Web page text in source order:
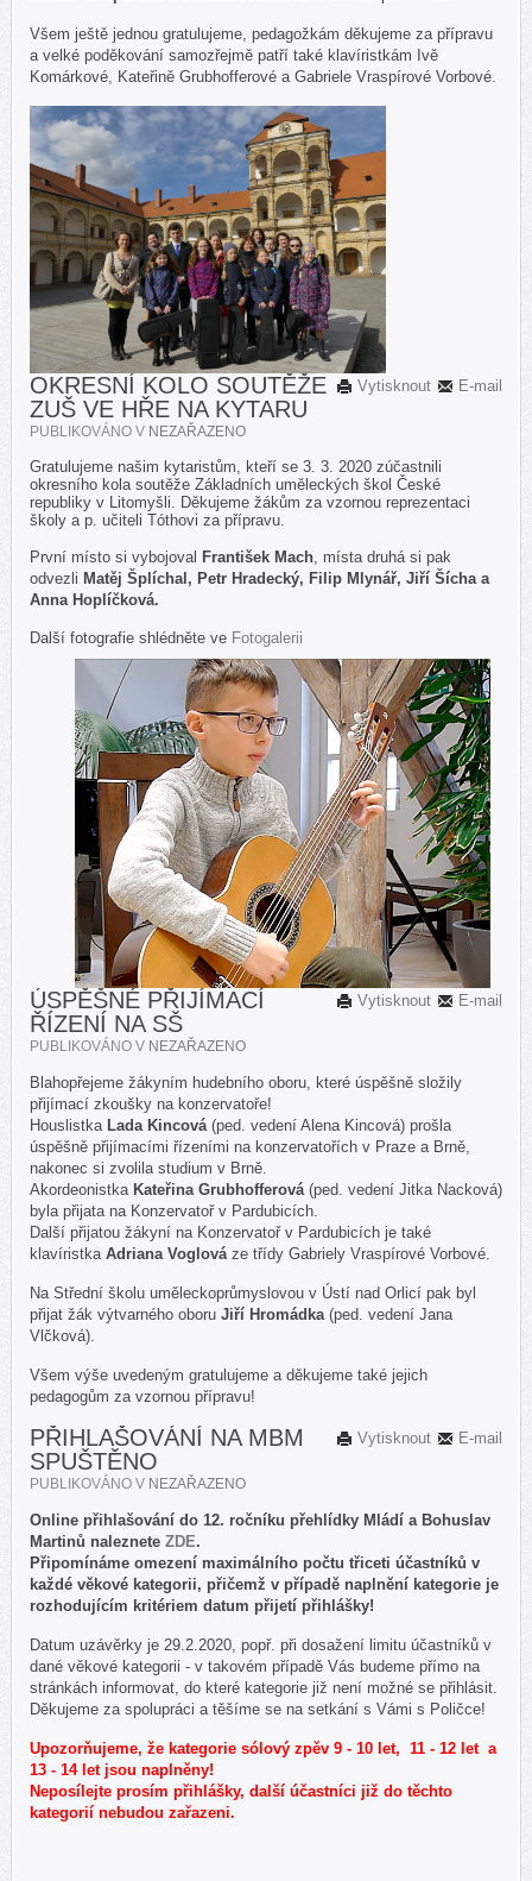
Všem ještě jednou gratulujeme, pedagožkám děkujeme za přípravu
a velké poděkování samozřejmě patří také klavíristkám Ivě
Komárkové, Kateřině Grubhofferové a Gabriele Vraspírové Vorbové.
E-mail
Vytisknout
OKRESNÍ KOLO SOUTĚŽE
ZUŠ VE HŘE NA KYTARU
PUBLIKOVÁNO V NEZAŘAZENO
Gratulujeme našim kytaristům, kteří se 3. 3. 2020 zúčastnili
okresního kola soutěže Základních uměleckých škol České
republiky v Litomyšli. Děkujeme žákům za vzornou reprezentaci
školy a p. učiteli Tóthovi za přípravu.
První místo si vybojoval František Mach, místa druhá si pak
odvezli Matěj Šplíchal, Petr Hradecký, Filip Mlynář, Jiří Šícha a
Anna Hoplíčková.
Další fotografie shlédněte ve Fotogalerii
E-mail
Vytisknout
ÚSPĚŠNÉ PŘIJÍMACÍ
ŘÍZENÍ NA SŠ
PUBLIKOVÁNO V NEZAŘAZENO
Blahopřejeme žákyním hudebního oboru, které úspěšně složily
přijímací zkoušky na konzervatoře!
Houslistka Lada Kincová(ped. vedení Alena Kincová) prošla
úspěšně přijímacími řízeními na konzervatořích v Praze a Brně,
nakonec si zvolila studium v Brně.
Akordeonistka Kateřina Grubhofferová(ped. vedení Jitka Nacková)
byla přijata na Konzervatoř v Pardubicích.
Další přijatou žákyní na Konzervatoř v Pardubicích je také
klavíristka Adriana Voglová ze třídy Gabriely Vraspírové Vorbové.
Na Střední školu uměleckoprůmyslovou v Ústí nad Orlicí pak byl
přijat žák výtvarného oboru Jiří Hromádka(ped. vedení Jana
Vlčková).
Všem výše uvedeným gratulujeme a děkujeme také jejich
pedagogům za vzornou přípravu!
E-mail
Vytisknout
PŘIHLAŠOVÁNÍ NA MBM
SPUŠTĚNO
PUBLIKOVÁNO V NEZAŘAZENO
Online přihlašování do 12. ročníku přehlídky Mládí a Bohuslav
Martinů naleznete ZDE.
Připomínáme omezení maximálního počtu třiceti účastníků v
každé věkové kategorii, přičemž v případě naplnění kategorie je
rozhodujícím kritériem datum přijetí přihlášky!
Datum uzávěrky je 29.2.2020, popř. při dosažení limitu účastníků v
dané věkové kategorii - v takovém případě Vás budeme přímo na
stránkách informovat, do které kategorie již není možné se přihlásit.
Děkujeme za spolupráci a těšíme se na setkání s Vámi s Poličce!
Upozorňujeme, že kategorie sólový zpěv 9 - 10 let, 11 - 12 let a
13 - 14 let jsou naplněny!
Neposílejte prosím přihlášky, další účastníci již do těchto
kategorií nebudou zařazeni.